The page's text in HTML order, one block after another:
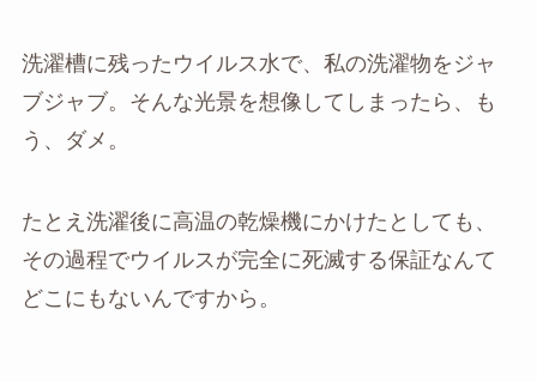
洗濯槽に残ったウイルス水で、私の洗濯物をジャ
ブジャブ。そんな光景を想像してしまったら、も
う、ダメ。
たとえ洗濯後に高温の乾燥機にかけたとしても、
その過程でウイルスが完全に死滅する保証なんて
どこにもないんですから。